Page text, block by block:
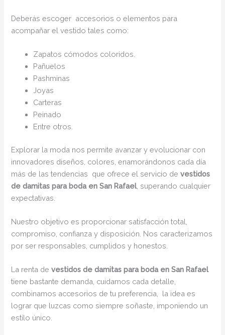
Deberás escoger accesorios o elementos para
acompañar el vestido tales como:
Zapatos cómodos coloridos.
Pañuelos
Pashminas
Joyas
Carteras
Peinado
Entre otros.
Explorar la moda nos permite avanzar y evolucionar con
innovadores diseños, colores, enamorándonos cada día
más de las tendencias que ofrece el servicio devestidos
de damitas para boda en San Rafael, superando cualquier
expectativas.
Nuestro objetivo es proporcionar satisfacción total,
compromiso, confianza y disposición. Nos caracterizamos
por ser responsables, cumplidos y honestos.
La renta devestidos de damitas para boda en San Rafael
tiene bastante demanda, cuidamos cada detalle,
combinamos accesorios de tu preferencia, la idea es
lograr que luzcas como siempre soñaste, imponiendo un
estilo único.